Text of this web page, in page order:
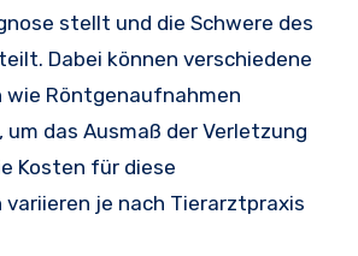
stellt und die Schwere des
Dabei können verschiedene
wie Röntgenaufnahmen
das Ausmaß der Verletzung
Kosten für diese
variieren je nach Tierarztpraxis